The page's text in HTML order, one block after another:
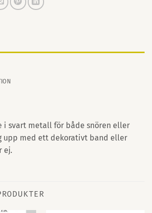
i svart metall för både snören eller
upp med ett dekorativt band eller
ej.